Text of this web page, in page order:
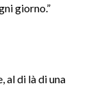
giorno.”
al di là di una